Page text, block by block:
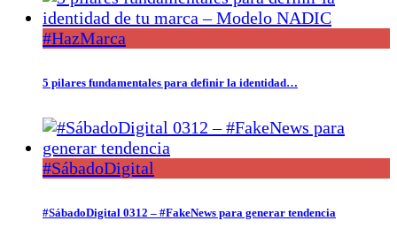
#HazMarca
5 pilares fundamentales para definir la identidad…
#SábadoDigital
#SábadoDigital 0312 – #FakeNews para generar tendencia